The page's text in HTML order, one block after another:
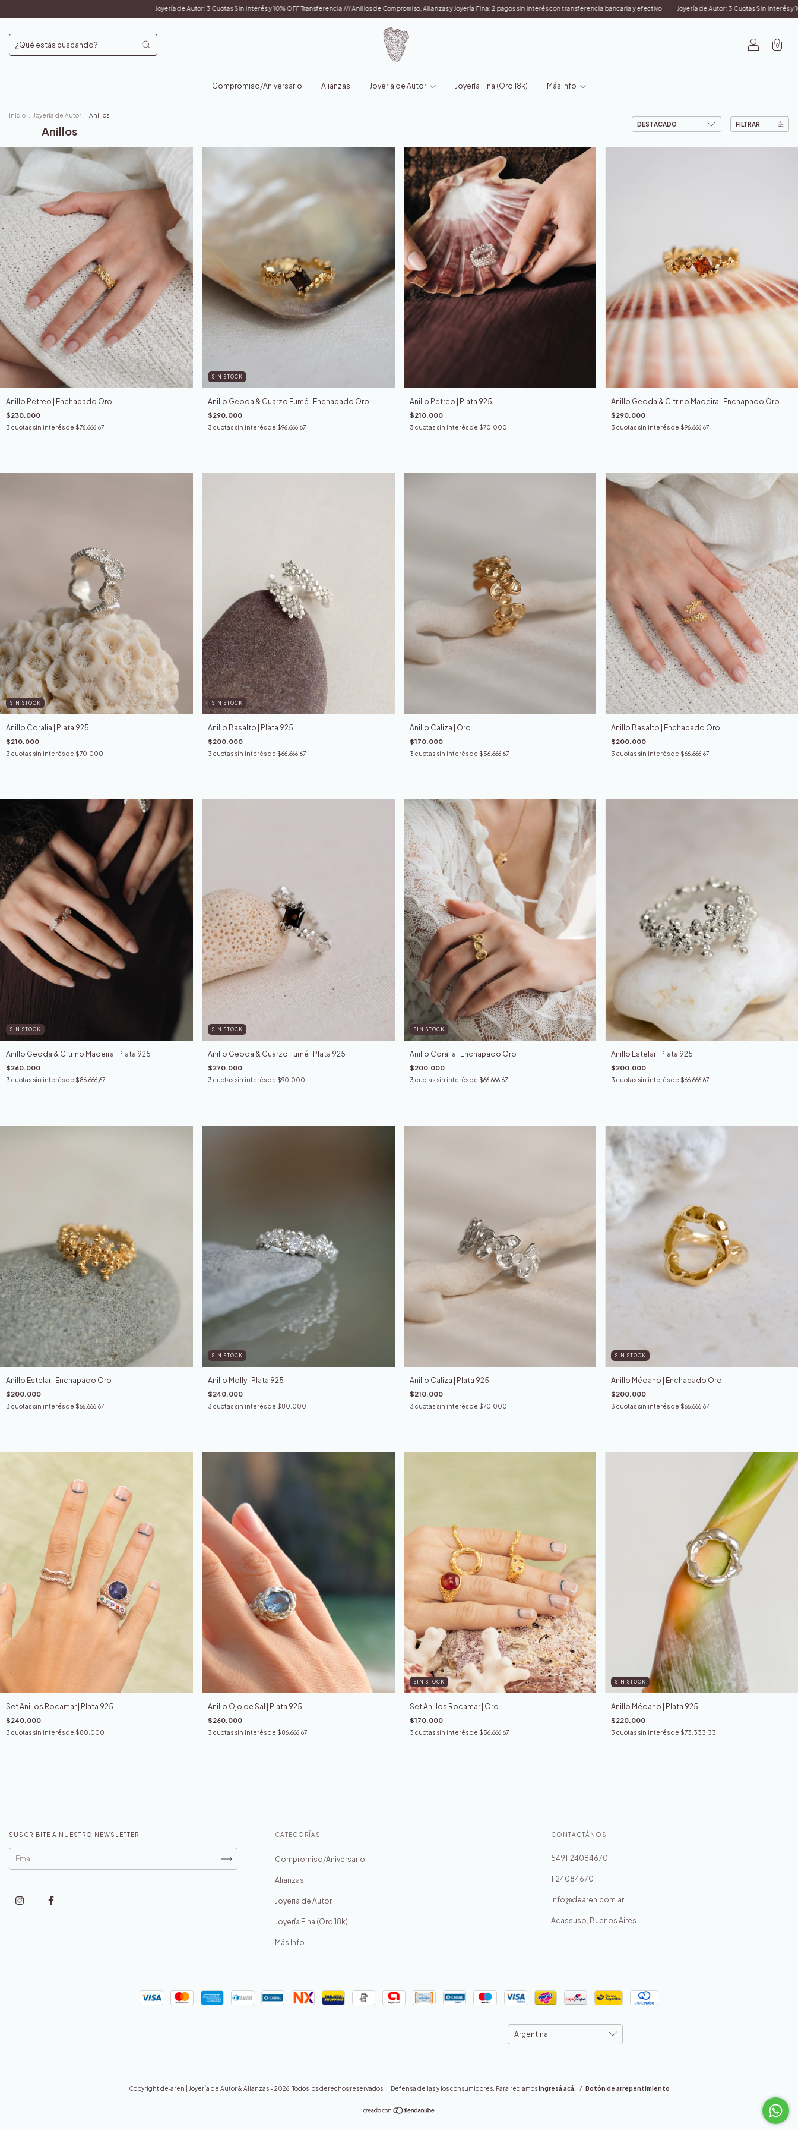
Joyería de Autor: 3 Cuotas Sin Interés y 10% OFF Transferencia /// Anillos de Compromiso, Alianzas y Joyería Fina: 2 pagos sin interés con transferencia bancaria y efectivo Joyería de Autor: 3 Cuotas Sin Interés y 10% OFF Transferencia /// Anillos de
0
Compromiso/Aniversario Alianzas Joyeria de Autor Joyería Fina (Oro 18k) Más Info
Inicio Joyería de Autor Anillos
Anillos FILTRAR
Anillo Pétreo | Enchapado Oro
$230.000
3 cuotas sin interés de $76.666,67
SIN STOCK
Anillo Geoda & Cuarzo Fumé | Enchapado Oro
$290.000
3 cuotas sin interés de $96.666,67
Anillo Pétreo | Plata 925
$210.000
3 cuotas sin interés de $70.000
Anillo Geoda & Citrino Madeira | Enchapado Oro
$290.000
3 cuotas sin interés de $96.666,67
SIN STOCK
Anillo Coralia | Plata 925
$210.000
3 cuotas sin interés de $70.000
SIN STOCK
Anillo Basalto | Plata 925
$200.000
3 cuotas sin interés de $66.666,67
Anillo Caliza | Oro
$170.000
3 cuotas sin interés de $56.666,67
Anillo Basalto | Enchapado Oro
$200.000
3 cuotas sin interés de $66.666,67
SIN STOCK
Anillo Geoda & Citrino Madeira | Plata 925
$260.000
3 cuotas sin interés de $86.666,67
SIN STOCK
Anillo Geoda & Cuarzo Fumé | Plata 925
$270.000
3 cuotas sin interés de $90.000
SIN STOCK
Anillo Coralia | Enchapado Oro
$200.000
3 cuotas sin interés de $66.666,67
Anillo Estelar | Plata 925
$200.000
3 cuotas sin interés de $66.666,67
Anillo Estelar | Enchapado Oro
$200.000
3 cuotas sin interés de $66.666,67
SIN STOCK
Anillo Molly | Plata 925
$240.000
3 cuotas sin interés de $80.000
Anillo Caliza | Plata 925
$210.000
3 cuotas sin interés de $70.000
SIN STOCK
Anillo Médano | Enchapado Oro
$200.000
3 cuotas sin interés de $66.666,67
Set Anillos Rocamar | Plata 925
$240.000
3 cuotas sin interés de $80.000
Anillo Ojo de Sal | Plata 925
$260.000
3 cuotas sin interés de $86.666,67
SIN STOCK
Set Anillos Rocamar | Oro
$170.000
3 cuotas sin interés de $56.666,67
SIN STOCK
Anillo Médano | Plata 925
$220.000
3 cuotas sin interés de $73.333,33
SUSCRIBITE A NUESTRO NEWSLETTER CATEGORÍAS
Compromiso/Aniversario
Alianzas
Joyeria de Autor
Joyería Fina (Oro 18k)
Más Info
CONTACTÁNOS
5491124084670
1124084670
info@dearen.com.ar
Acassuso, Buenos Aires.
Copyright de·aren | Joyería de Autor & Alianzas - 2026. Todos los derechos reservados. Defensa de las y los consumidores. Para reclamos ingresá acá. / Botón de arrepentimiento